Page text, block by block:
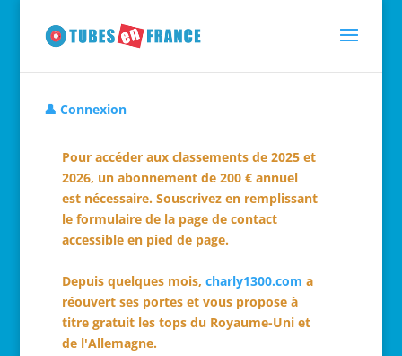
👤 Connexion
Pour accéder aux classements de 2025 et
2026, un abonnement de 200 € annuel
est nécessaire. Souscrivez en remplissant
le formulaire de la page de contact
accessible en pied de page.
Depuis quelques mois, charly1300.com a
réouvert ses portes et vous propose à
titre gratuit les tops du Royaume-Uni et
de l'Allemagne.